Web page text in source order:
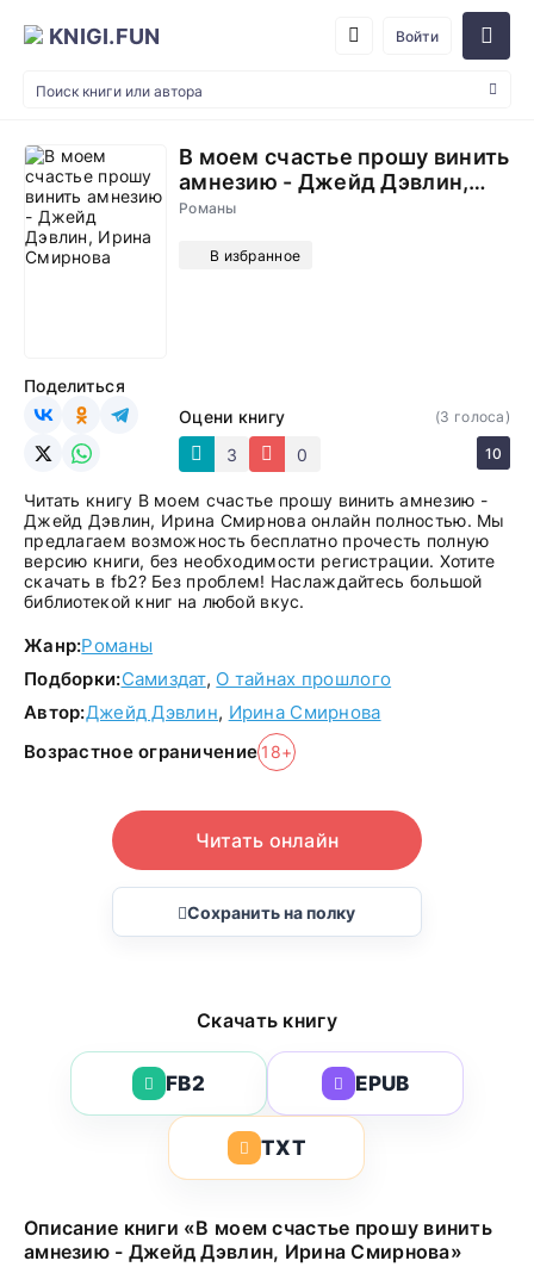
KNIGI.FUN Войти
В моем счастье прошу винить
амнезию - Джейд Дэвлин,
Ирина Смирнова
Романы
В избранное
Оцени книгу
3
0
(3 голоса)
10
Поделиться
Читать книгу В моем счастье прошу винить амнезию -
Джейд Дэвлин, Ирина Смирнова онлайн полностью. Мы
предлагаем возможность бесплатно прочесть полную
версию книги, без необходимости регистрации. Хотите
скачать в fb2? Без проблем! Наслаждайтесь большой
библиотекой книг на любой вкус.
Жанр:Романы
Подборки:Самиздат, О тайнах прошлого
Автор:Джейд Дэвлин, Ирина Смирнова
Возрастное ограничение 18+
Читать онлайн
Сохранить на полку
Скачать книгу
FB2 EPUB
TXT
Описание книги «В моем счастье прошу винить
амнезию - Джейд Дэвлин, Ирина Смирнова»